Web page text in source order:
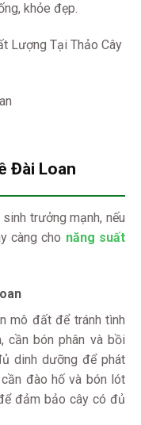
khỏe đẹp.
Đài Loan
trưởng mạnh, nếu
càng cho năng suất
mô đất để tránh tình
cần bón phân và bồi
dinh dưỡng để phát
đào hố và bón lót
đảm bảo cây có đủ